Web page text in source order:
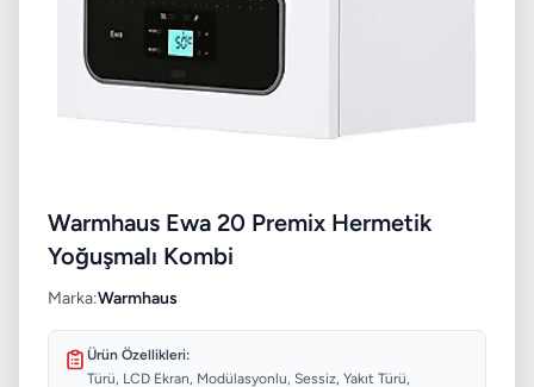
Warmhaus Ewa 20 Premix Hermetik
Yoğuşmalı Kombi
Marka:Warmhaus
Ürün Özellikleri:
Türü, LCD Ekran, Modülasyonlu, Sessiz, Yakıt Türü,